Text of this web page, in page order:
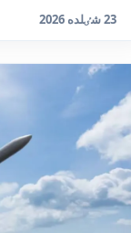
23 شٸلدە 2026